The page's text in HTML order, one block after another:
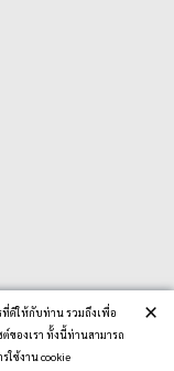
ที่ดีให้กับท่าน รวมถึงเพื่อ
ของเรา ทั้งนี้ท่านสามารถ
ช้งาน cookie
×